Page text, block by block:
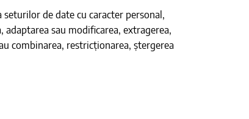
de date cu caracter personal,
sau modificarea, extragerea,
combinarea, restricționarea, ștergerea